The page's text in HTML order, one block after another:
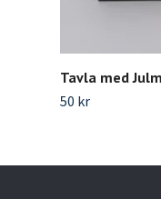
Tavla med
50 kr